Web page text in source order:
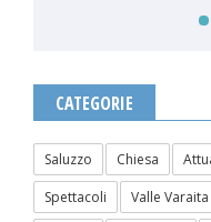
CATEGORIE
Saluzzo Chiesa
Spettacoli
Valle Varaita